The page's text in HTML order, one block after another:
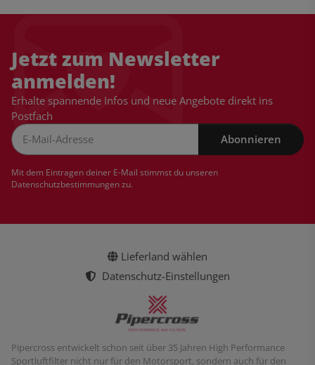
Jetzt zum Newsletter
anmelden!
Erhalte spannende Infos und neue Angebote direkt ins
Postfach
Abonnieren
Mit dem Eintragen deiner E-Mail stimmst du unseren
Datenschutzbestimmungenzu.
Lieferland wählen
Datenschutz-Einstellungen
Pipercross entwickelt schon seit über 35 Jahren High Performance
Sportluftfilter nicht nur für den Motorsport, sondern auch für den